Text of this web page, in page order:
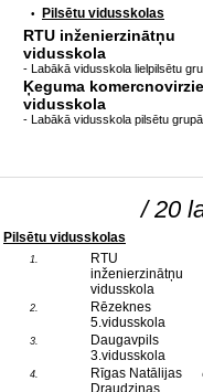
• Pilsētu vidusskolas
RTU inženierzinātņu
vidusskola
- Labākā vidusskola lielpilsētu
Ķeguma
vidusskola
- Labākā vidusskola pilsētu grupā
/ 20
Pilsētu vidusskolas
1.
RTU
inženierzinātņu
vidusskola
2.
Rēzeknes
5.vidusskola
3.
Daugavpils
3.vidusskola
4.
Rīgas Natālijas
Draudziņas